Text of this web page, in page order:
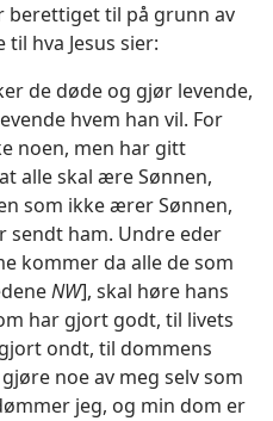
berettiget til på grunn av
hva Jesus sier:
de døde og gjør levende,
hvem han vil. For
noen, men har gitt
alle skal ære Sønnen,
som ikke ærer Sønnen,
sendt ham. Undre eder
kommer da alle de som
NW], skal høre hans
har gjort godt, til livets
ondt, til dommens
noe av meg selv som
jeg, og min dom er